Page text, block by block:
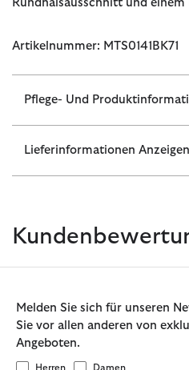
Rundhalsausschnitt und
Artikelnummer: MTS0141BK71
Pflege- Und
Lieferinformationen Anzeigen
Melden Sie sich für unseren
Sie vor allen anderen von
Angeboten.
Herren Damen